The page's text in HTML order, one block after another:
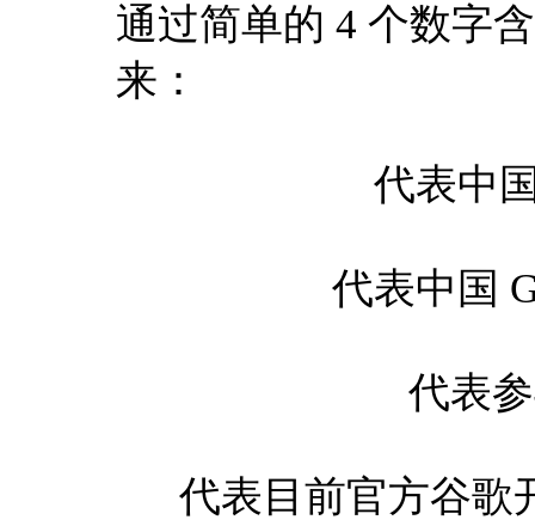
通过简单的 4 个数字
来：
代表中
代表中国
代表
代表目前官方谷歌